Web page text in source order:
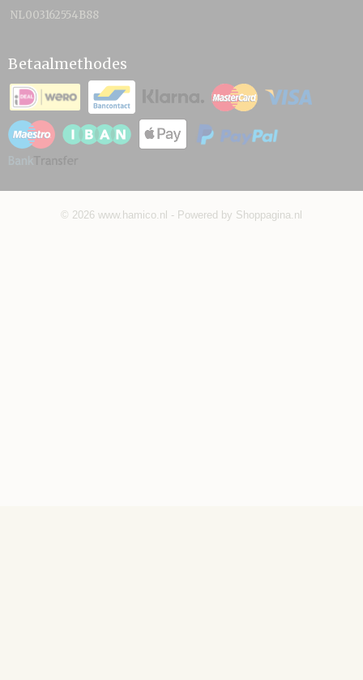
NL003162554B88
Betaalmethodes
© 2026 www.hamico.nl - Powered by Shoppagina.nl